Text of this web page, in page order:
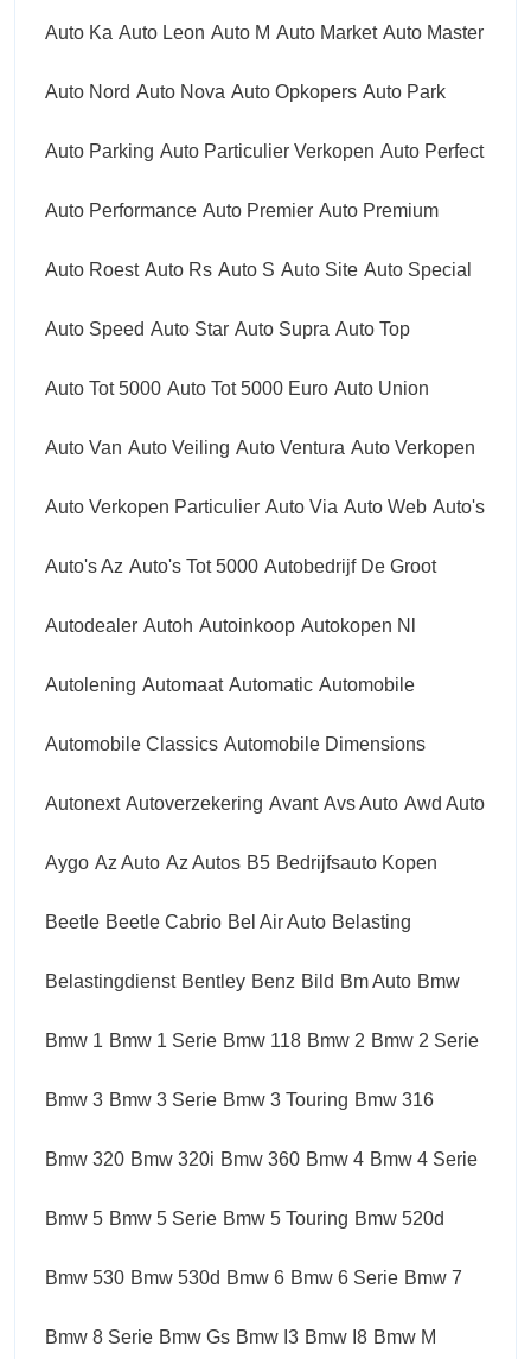
Auto Ka Auto Leon Auto M Auto Market Auto Master
Auto Nord Auto Nova Auto Opkopers Auto Park
Auto Parking Auto Particulier Verkopen Auto Perfect
Auto Performance Auto Premier Auto Premium
Auto Roest Auto Rs Auto S Auto Site Auto Special
Auto Speed Auto Star Auto Supra Auto Top
Auto Tot 5000 Auto Tot 5000 Euro Auto Union
Auto Van Auto Veiling Auto Ventura Auto Verkopen
Auto Verkopen Particulier Auto Via Auto Web Auto's
Auto's Az Auto's Tot 5000 Autobedrijf De Groot
Autodealer Autoh Autoinkoop Autokopen Nl
Autolening Automaat Automatic Automobile
Automobile Classics Automobile Dimensions
Autonext Autoverzekering Avant Avs Auto Awd Auto
Aygo Az Auto Az Autos B5 Bedrijfsauto Kopen
Beetle Beetle Cabrio Bel Air Auto Belasting
Belastingdienst Bentley Benz Bild Bm Auto Bmw
Bmw 1 Bmw 1 Serie Bmw 118 Bmw 2 Bmw 2 Serie
Bmw 3 Bmw 3 Serie Bmw 3 Touring Bmw 316
Bmw 320 Bmw 320i Bmw 360 Bmw 4 Bmw 4 Serie
Bmw 5 Bmw 5 Serie Bmw 5 Touring Bmw 520d
Bmw 530 Bmw 530d Bmw 6 Bmw 6 Serie Bmw 7
Bmw 8 Serie Bmw Gs Bmw I3 Bmw I8 Bmw M